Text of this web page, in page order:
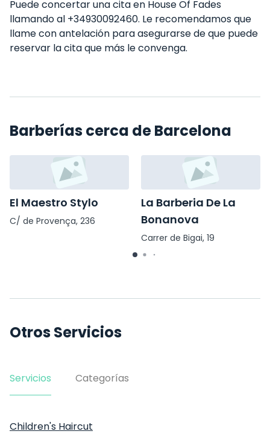
Puede concertar una cita en House Of Fades
llamando al +34930092460. Le recomendamos que
llame con antelación para asegurarse de que puede
reservar la cita que más le convenga.
Barberías cerca de Barcelona
El Maestro Stylo
C/ de Provença, 236
La Barberia De La
Bonanova
Carrer de Bigai, 19
Otros Servicios
Servicios Categorías
Children's Haircut